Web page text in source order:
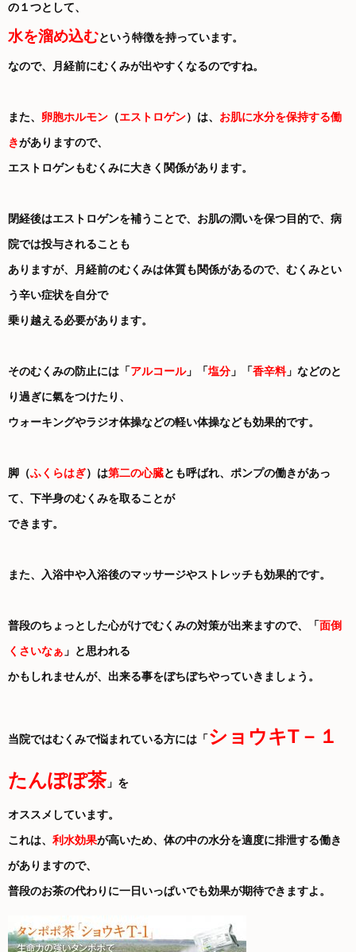
の１つとして、
水を溜め込むという特徴を持っています。
なので、月経前にむくみが出やすくなるのですね。
また、 卵胞ホルモン （エストロゲン）は、 お肌に水分を保持する働
きがありますので、
エストロゲンもむくみに大きく関係があります。
閉経後はエストロゲンを補うことで、お肌の潤いを保つ目的で、病
院では投与されることも
ありますが、月経前のむくみは体質も関係があるので、むくみとい
う辛い症状を自分で
乗り越える必要があります。
そのむくみの防止には「アルコール」「塩分 」「香辛料」などのと
り過ぎに氣をつけたり、
ウォーキングやラジオ体操などの軽い体操なども効果的です。
脚（ふくらはぎ）は第二の心臓とも呼ばれ、ポンプの働きがあっ
て、下半身のむくみを取ることが
できます。
また、入浴中や入浴後のマッサージやストレッチも効果的です。
普段のちょっとした心がけでむくみの対策が出来ますので、「面倒
くさいなぁ 」と思われる
かもしれませんが、出来る事をぼちぼちやっていきましょう。
当院ではむくみで悩まれている方には「ショウキT－１
たんぽぽ茶 」を
オススメしています。
これは、 利水効果が高いため、体の中の水分を適度に排泄する働き
がありますので、
普段のお茶の代わりに一日いっぱいでも効果が期待できますよ。